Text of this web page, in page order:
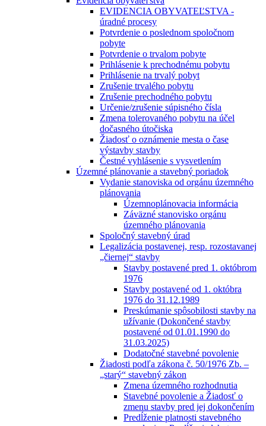
EVIDENCIA OBYVATEĽSTVA -
úradné procesy
Potvrdenie o poslednom spoločnom
pobyte
Potvrdenie o trvalom pobyte
Prihlásenie k prechodnému pobytu
Prihlásenie na trvalý pobyt
Zrušenie trvalého pobytu
Zrušenie prechodného pobytu
Určenie/zrušenie súpisného čísla
Zmena tolerovaného pobytu na účel
dočasného útočiska
Žiadosť o oznámenie mesta o čase
výstavby stavby
Čestné vyhlásenie s vysvetlením
Územné plánovanie a stavebný poriadok
Vydanie stanoviska od orgánu územného
plánovania
Územnoplánovacia informácia
Záväzné stanovisko orgánu
územného plánovania
Spoločný stavebný úrad
Legalizácia postavenej, resp. rozostavanej
„čiernej“ stavby
Stavby postavené pred 1. októbrom
1976
Stavby postavené od 1. októbra
1976 do 31.12.1989
Preskúmanie spôsobilosti stavby na
užívanie (Dokončené stavby
postavené od 01.01.1990 do
31.03.2025)
Dodatočné stavebné povolenie
Žiadosti podľa zákona č. 50/1976 Zb. –
„starý“ stavebný zákon
Zmena územného rozhodnutia
Stavebné povolenie a Žiadosť o
zmenu stavby pred jej dokončením
Predĺženie platnosti stavebného